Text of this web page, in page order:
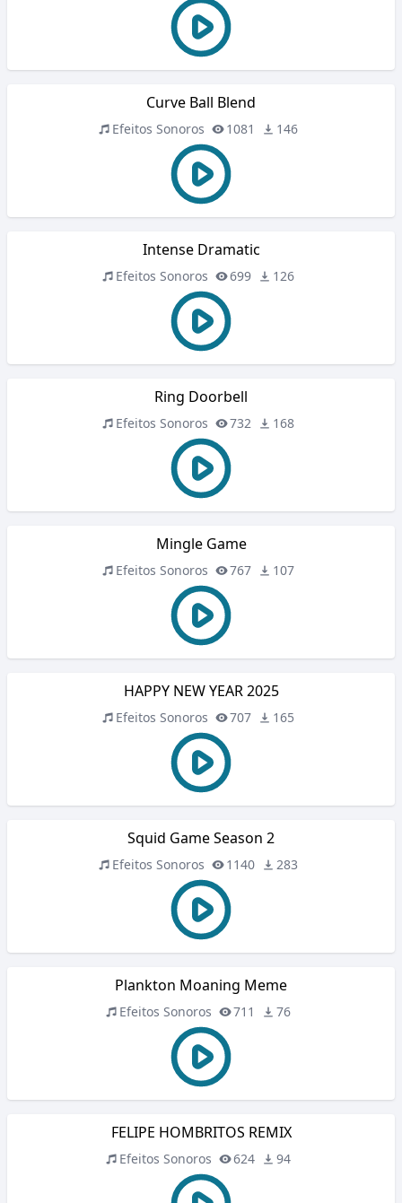
Curve Ball Blend
Efeitos Sonoros 1081 146
Intense Dramatic
Efeitos Sonoros 699 126
Ring Doorbell
Efeitos Sonoros 732 168
Mingle Game
Efeitos Sonoros 767 107
HAPPY NEW YEAR 2025
Efeitos Sonoros 707 165
Squid Game Season 2
Efeitos Sonoros 1140 283
Plankton Moaning Meme
Efeitos Sonoros 711 76
FELIPE HOMBRITOS REMIX
Efeitos Sonoros 624 94